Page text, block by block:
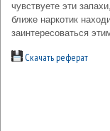
чувствуете эти
ближе наркотик
заинтересоваться
Скачать реферат